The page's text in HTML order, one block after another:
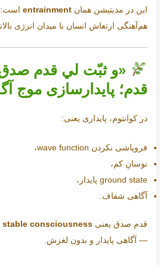
این در مدیتیشن همانentrainment است:
هم‌آهنگی ارتعاش انسان با میدان انرژی
«و ثبّت لي قدم
قدم؛ پایدارسازی موج
در کوانتوم، پایداری یعنی:
فروپاشی نکردن wave function،
نوسانِ کم،
ground state پایدار،
آگاهی شفاف.
قدم صدق یعنیstable consciousness
— آگاهی پایدار و بدون لغزش.